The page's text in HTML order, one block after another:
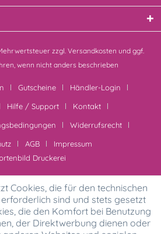
zzgl. Versandkosten und ggf.
wenn nicht anders beschrieben
Gutscheine
Händler-Login
Hilfe / Support
Kontakt
Widerrufsrecht
AGB
Impressum
Druckerei
Cookies, die für den technischen
sind und stets gesetzt
die den Komfort bei Benutzung
der Direktwerbung dienen oder